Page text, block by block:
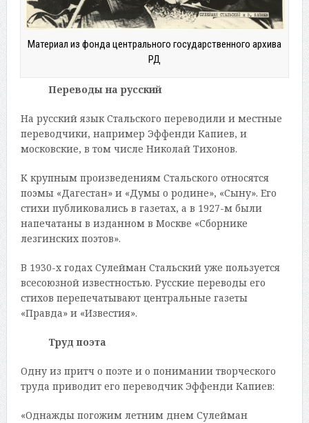
Материал из фонда центрального государственного архива
РД
Переводы на русский
На русский язык Стальского переводили и местные
переводчики, например Эффенди Капиев, и
московские, в том числе Николай Тихонов.
К крупным произведениям Стальского относятся
поэмы «Дагестан» и «Думы о родине», «Сыну». Его
стихи публиковались в газетах, а в 1927-м были
напечатаны в изданном в Москве «Сборнике
лезгинских поэтов».
В 1930-х годах Сулейман Стальский уже пользуется
всесоюзной известностью. Русские переводы его
стихов перепечатывают центральные газеты
«Правда» и «Известия».
Труд поэта
Одну из притч о поэте и о понимании творческого
труда приводит его переводчик Эффенди Капиев:
«Однажды погожим летним днем Сулейман